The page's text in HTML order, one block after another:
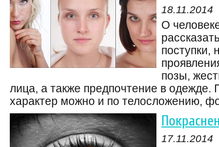
18.11.2014
О
поступки,
позы,
лица, а также предпочтение в одежде.
характер можно и по телосложению,
17.11.2014